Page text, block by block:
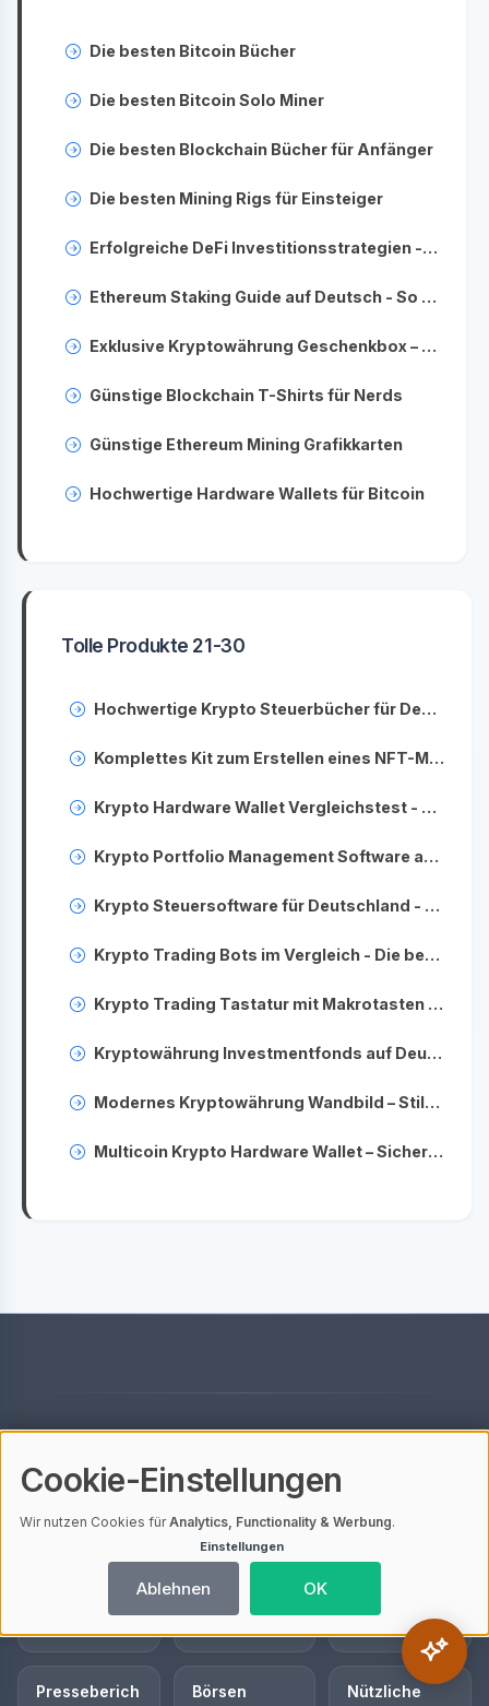
Die besten Bitcoin Bücher
Die besten Bitcoin Solo Miner
Die besten Blockchain Bücher für Anfänger
Die besten Mining Rigs für Einsteiger
Erfolgreiche DeFi Investitionsstrategien - Ihr Leitfaden zu hohen Renditen
Ethereum Staking Guide auf Deutsch - So sichern Sie Ihre ETH und verdienen passives Einkommen
Exklusive Kryptowährung Geschenkbox – Originelle Geschenkidee für Krypto-Fans
Günstige Blockchain T-Shirts für Nerds
Günstige Ethereum Mining Grafikkarten
Hochwertige Hardware Wallets für Bitcoin
Tolle Produkte 21-30
Hochwertige Krypto Steuerbücher für Deutschland
Komplettes Kit zum Erstellen eines NFT-Marktplatzes - Starten Sie Ihr eigenes NFT-Geschäft
Krypto Hardware Wallet Vergleichstest - Finden Sie das beste Wallet für Ihre Coins
Krypto Portfolio Management Software auf Deutsch - Behalten Sie den Überblick über Ihre Anlagen
Krypto Steuersoftware für Deutschland - Einfache Steuererklärung für Kryptowährungen
Krypto Trading Bots im Vergleich - Die besten automatisierten Handelslösungen
Krypto Trading Tastatur mit Makrotasten – Schneller handeln an Kryptobörsen
Kryptowährung Investmentfonds auf Deutsch - Investieren Sie professionell in digitale Währungen
Modernes Kryptowährung Wandbild – Stilvolle Deko für Krypto-Enthusiasten
Multicoin Krypto Hardware Wallet – Sichere Aufbewahrung für verschiedene Kryptowährungen
UNSERE THEMEN-GUIDES
News
3853 Artikel
Coins
437 Artikel 422 Artikel
69 Artikel
Presseberich
Börsen
Nützliche
Cookie-Einstellungen
Wir nutzen Cookies fürAnalytics, Functionality & Werbung.
Einstellungen
Ablehnen OK